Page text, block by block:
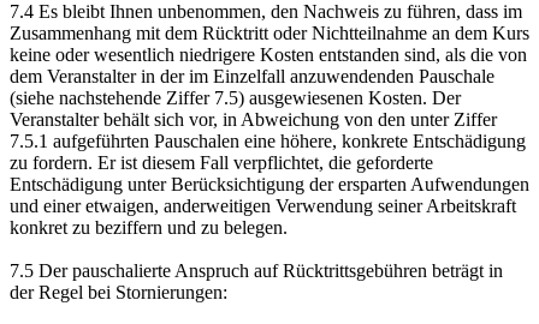
7.4 Es bleibt Ihnen unbenommen, den Nachweis zu führen, dass im
Zusammenhang mit dem Rücktritt oder Nichtteilnahme an dem Kurs
keine oder wesentlich niedrigere Kosten entstanden sind, als die von
dem Veranstalter in der im Einzelfall anzuwendenden Pauschale
(siehe nachstehende Ziffer 7.5) ausgewiesenen Kosten. Der
Veranstalter behält sich vor, in Abweichung von den unter Ziffer
7.5.1 aufgeführten Pauschalen eine höhere, konkrete Entschädigung
zu fordern. Er ist diesem Fall verpflichtet, die geforderte
Entschädigung unter Berücksichtigung der ersparten Aufwendungen
und einer etwaigen, anderweitigen Verwendung seiner Arbeitskraft
konkret zu beziffern und zu belegen.
7.5 Der pauschalierte Anspruch auf Rücktrittsgebühren beträgt in
der Regel bei Stornierungen: